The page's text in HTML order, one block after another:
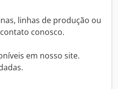
linhas de produção ou
conosco.
em nosso site.